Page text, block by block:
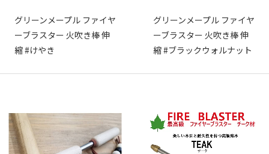
グリーンメープル ファイヤ
ーブラスター 火吹き棒 伸
縮 #けやき
グリーンメープル ファイヤ
ーブラスター 火吹き棒 伸
縮 #ブラックウォルナット